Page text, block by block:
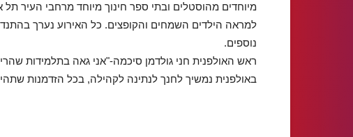
מיוחדים מהוסטלים ובתי ספר חינוך מיוחד מרחבי העיר תל
למראה הילדים השמחים והקופצים. כל האירוע נערך
נוספים.
ראש האולפנית חני גולדמן סיכמה-"אני גאה בתלמידות
באולפנית נמשיך לחנך לנתינה לקהילה, בכל הזדמנות